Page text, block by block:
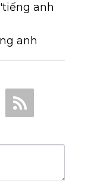
anh
anh